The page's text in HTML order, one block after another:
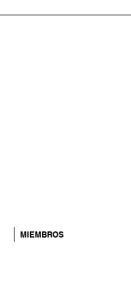
MIEMBROS